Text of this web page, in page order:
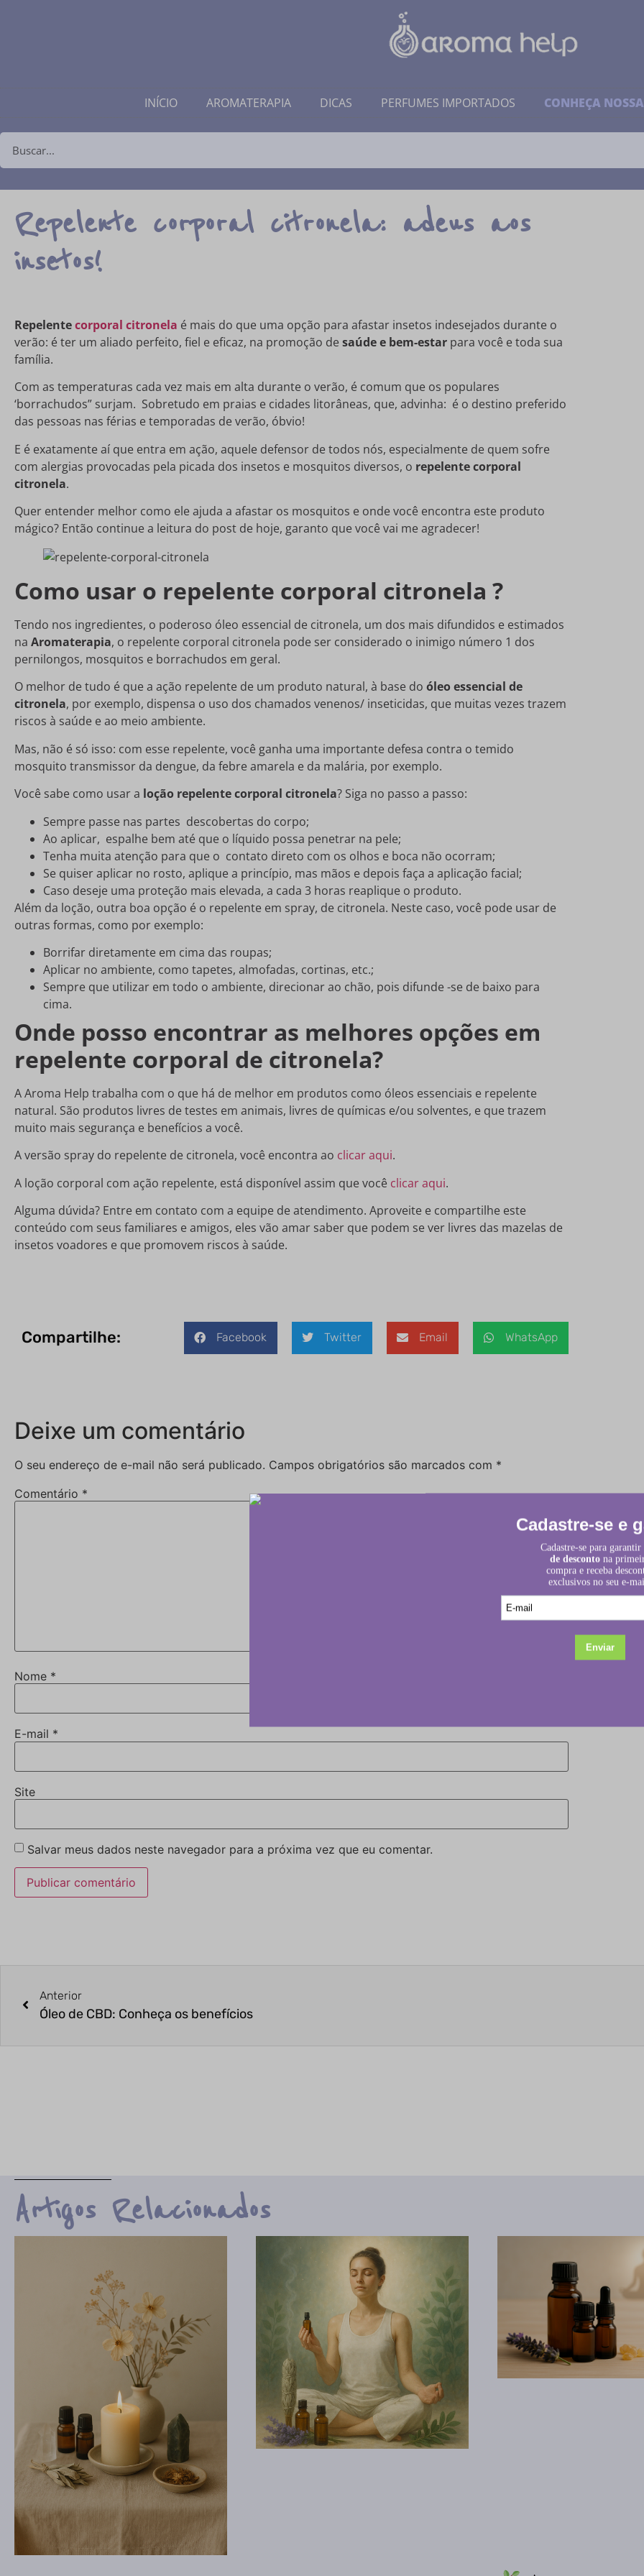
INÍCIO AROMATERAPIA DICAS PERFUMES IMPORTADOS CONHEÇA
Repelente corporal citronela: adeus aos
insetos!
Repelentecorporal citronela é mais do que uma opção para afastar insetos indesejados durante o
verão: é ter um aliado perfeito, fiel e eficaz, na promoção de saúde e bem-estar para você e toda sua
família.
Com as temperaturas cada vez mais em alta durante o verão, é comum que os populares
‘borrachudos” surjam. Sobretudo em praias e cidades litorâneas, que, advinha: é o destino preferido
das pessoas nas férias e temporadas de verão, óbvio!
E é exatamente aí que entra em ação, aquele defensor de todos nós, especialmente de quem sofre
com alergias provocadas pela picada dos insetos e mosquitos diversos, o repelente corporal
citronela.
Quer entender melhor como ele ajuda a afastar os mosquitos e onde você encontra este produto
mágico? Então continue a leitura do post de hoje, garanto que você vai me agradecer!
Como usar o repelente corporal citronela ?
Tendo nos ingredientes, o poderoso óleo essencial de citronela, um dos mais difundidos e estimados
na Aromaterapia, o repelente corporal citronela pode ser considerado o inimigo número 1 dos
pernilongos, mosquitos e borrachudos em geral.
O melhor de tudo é que a ação repelente de um produto natural, à base do óleo essencial de
citronela, por exemplo, dispensa o uso dos chamados venenos/ inseticidas, que muitas vezes trazem
riscos à saúde e ao meio ambiente.
Mas, não é só isso: com esse repelente, você ganha uma importante defesa contra o temido
mosquito transmissor da dengue, da febre amarela e da malária, por exemplo.
Você sabe como usar a loção repelente corporal citronela? Siga no passo a passo:
Sempre passe nas partes descobertas do corpo;
Ao aplicar, espalhe bem até que o líquido possa penetrar na pele;
Tenha muita atenção para que o contato direto com os olhos e boca não ocorram;
Se quiser aplicar no rosto, aplique a princípio, mas mãos e depois faça a aplicação facial;
Caso deseje uma proteção mais elevada, a cada 3 horas reaplique o produto.
Além da loção, outra boa opção é o repelente em spray, de citronela. Neste caso, você pode usar de
outras formas, como por exemplo:
Borrifar diretamente em cima das roupas;
Aplicar no ambiente, como tapetes, almofadas, cortinas, etc.;
Sempre que utilizar em todo o ambiente, direcionar ao chão, pois difunde -se de baixo para
cima.
Onde posso encontrar as melhores opções em
repelente corporal de citronela?
A Aroma Help trabalha com o que há de melhor em produtos como óleos essenciais e repelente
natural. São produtos livres de testes em animais, livres de químicas e/ou solventes, e que trazem
muito mais segurança e benefícios a você.
A versão spray do repelente de citronela, você encontra ao clicar aqui.
A loção corporal com ação repelente, está disponível assim que você clicar aqui.
Alguma dúvida? Entre em contato com a equipe de atendimento. Aproveite e compartilhe este
conteúdo com seus familiares e amigos, eles vão amar saber que podem se ver livres das mazelas de
insetos voadores e que promovem riscos à saúde.
Compartilhe: Facebook Twitter Email WhatsApp
Deixe um comentário
O seu endereço de e-mail não será publicado. Campos obrigatórios são marcados com *
Comentário *
Nome *
E-mail *
Site
Salvar meus dados neste navegador para a próxima vez que eu comentar.
Anterior
Óleo de CBD: Conheça os benefícios
Artigos Relacionados